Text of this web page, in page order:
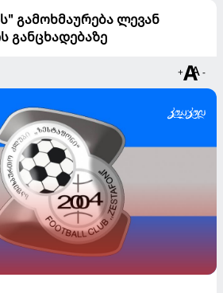
გამოხმაურება ლევან
განცხადებაზე
+ -